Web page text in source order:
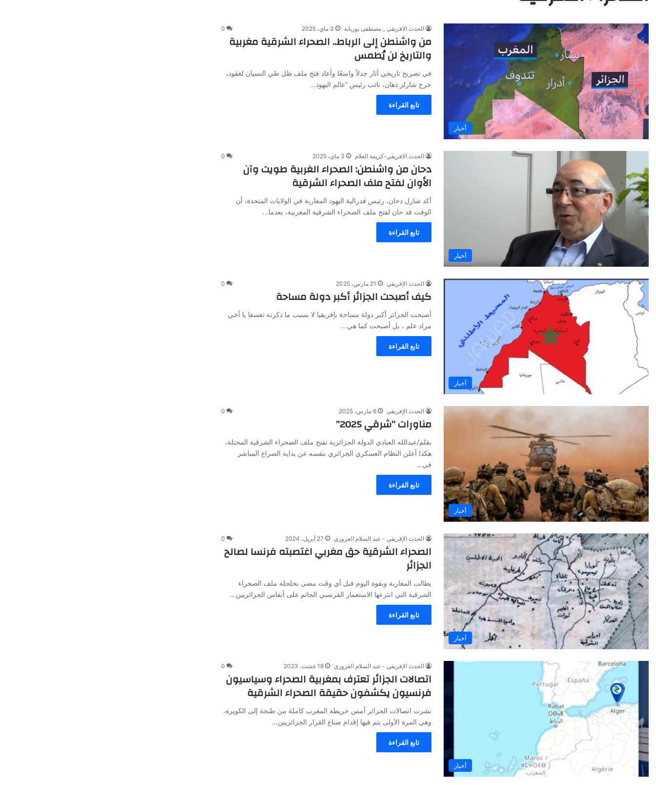
أخبار
الحدث الافريقي _ مصطفى بوريابة 3 ماي، 2025 0
من واشنطن إلى الرباط.. الصحراء الشرقية مغربية
والتاريخ لن يُطمس
في تصريح تاريخي أثار جدلاً واسعًا وأعاد فتح ملف ظل طي النسيان لعقود،
خرج شارلز دهان، نائب رئيس “عالم اليهود…
تابع القراءة
أخبار
الحدث الافريقي-كريمة العلام 3 ماي، 2025 0
دحان من واشنطن: الصحراء الغربية طويت وآن
الأوان لفتح ملف الصحراء الشرقية
أكد شارل دحان، رئيس فدرالية اليهود المغاربة في الولايات المتحدة، أن
الوقت قد حان لفتح ملف الصحراء الشرقية المغربية، بعدما…
تابع القراءة
أخبار
الحدث الإفريقي 21 مارس، 2025 0
كيف أصبحت الجزائر أكبر دولة مساحة
أصبحت الجزائر أكبر دولة مساحة بإفريقيا لا بسبب ما ذكرته تعسفا يا أخي
مراد علم ، بل أصبحت كما هي…
تابع القراءة
أخبار
الحدث الإفريقي 6 مارس، 2025 0
مناورات “شرقي 2025”
بقلم/عبدالله العبادي الدولة الجزائرية تفتح ملف الصحراء الشرقية المحتلة،
هكذا أعلن النظام العسكري الجزائري بنفسه عن بداية الصراع المباشر
في…
تابع القراءة
أخبار
الحدث الإفريقي - عبد السلام العزوزي 27 أبريل، 2024 0
الصحراء الشرقية حق مغربي اغتصبته فرنسا لصالح
الجزائر
يطالب المغاربة وبقوة اليوم قبل أي وقت مضى بحلحلة ملف الصحراء
الشرقية التي انتزعها الاستعمار الفرنسي الجاثم على أنفاس الجزائريين…
تابع القراءة
أخبار
الحدث الإفريقي - عبد السلام العزوزي 18 غشت، 2023 0
اتصالات الجزائر تعترف بمغربية الصحراء وسياسيون
فرنسيون يكشفون حقيقة الصحراء الشرقية
نشرت اتصالات الجزائر أمس خريطة المغرب كاملة من طنجة إلى الكويرة،
وهي المرة الأولى يتم فيها إقدام صناع القرار الجزائريين…
تابع القراءة